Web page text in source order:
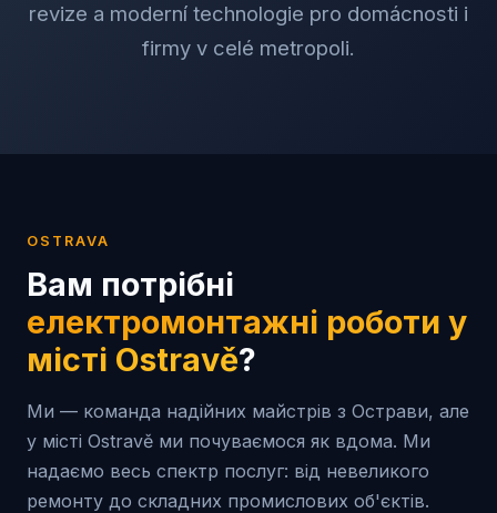
revize a moderní technologie pro domácnosti i
firmy v celé metropoli.
OSTRAVA
Вам потрібні
електромонтажні роботи у
місті Ostravě?
Ми — команда надійних майстрів з Острави, але
у місті Ostravě ми почуваємося як вдома. Ми
надаємо весь спектр послуг: від невеликого
ремонту до складних промислових об'єктів.